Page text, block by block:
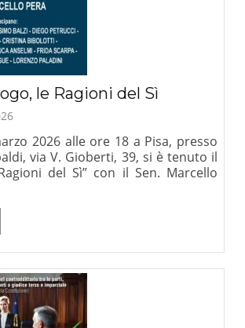
le Ragioni del Sì
2026 alle ore 18 a Pisa, presso
via V. Gioberti, 39, si è tenuto il
del Sì” con il Sen. Marcello